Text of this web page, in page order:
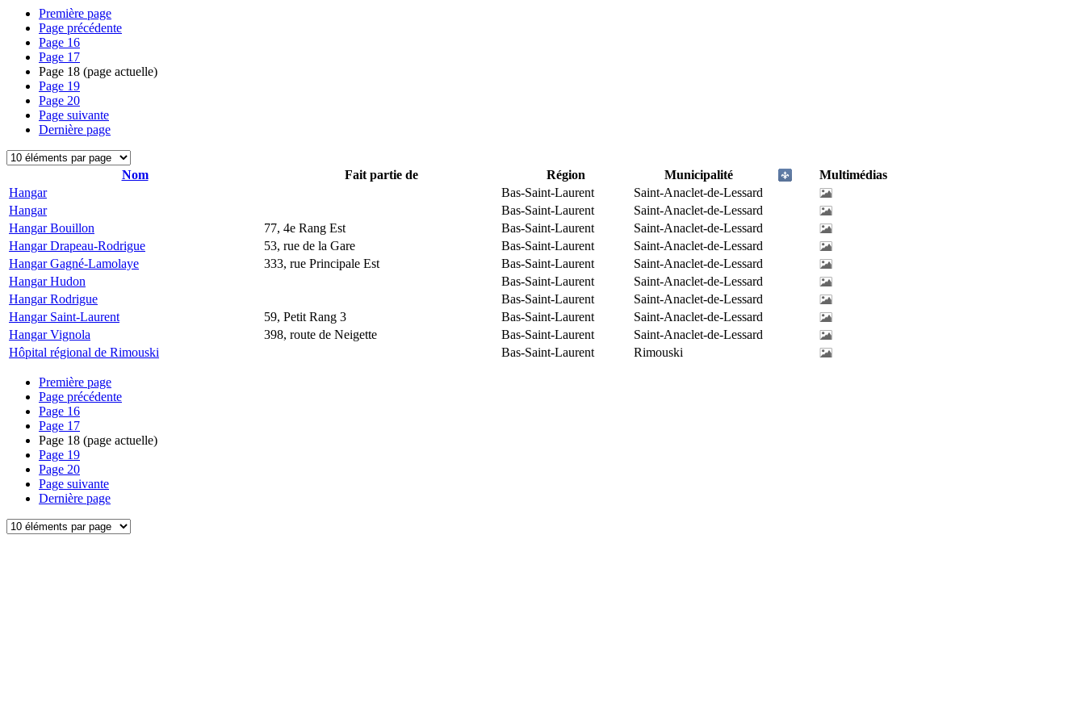
Première page
Page précédente
Page 16
Page 17
Page 18 (page actuelle)
Page 19
Page 20
Page suivante
Dernière page
Nom Fait partie de Région Municipalité
Multimédias
Hangar
Bas-Saint-Laurent
Saint-Anaclet-de-Lessard
Hangar
Bas-Saint-Laurent
Saint-Anaclet-de-Lessard
Hangar Bouillon
77, 4e Rang Est Bas-Saint-Laurent
Saint-Anaclet-de-Lessard
Hangar Drapeau-Rodrigue
53, rue de la Gare Bas-Saint-Laurent
Saint-Anaclet-de-Lessard
Hangar Gagné-Lamolaye
333, rue Principale Est Bas-Saint-Laurent
Saint-Anaclet-de-Lessard
Hangar Hudon
Bas-Saint-Laurent
Saint-Anaclet-de-Lessard
Hangar Rodrigue
Bas-Saint-Laurent
Saint-Anaclet-de-Lessard
Hangar Saint-Laurent
59, Petit Rang 3 Bas-Saint-Laurent
Saint-Anaclet-de-Lessard
Hangar Vignola
398, route de Neigette Bas-Saint-Laurent
Saint-Anaclet-de-Lessard
Hôpital régional de Rimouski
Bas-Saint-Laurent Rimouski
Première page
Page précédente
Page 16
Page 17
Page 18 (page actuelle)
Page 19
Page 20
Page suivante
Dernière page